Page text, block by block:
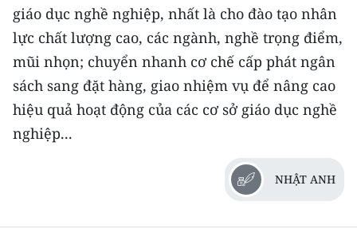
giáo dục nghề nghiệp, nhất là cho đào tạo nhân
lực chất lượng cao, các ngành, nghề trọng điểm,
mũi nhọn; chuyển nhanh cơ chế cấp phát ngân
sách sang đặt hàng, giao nhiệm vụ để nâng cao
hiệu quả hoạt động của các cơ sở giáo dục nghề
nghiệp...
NHẬT ANH